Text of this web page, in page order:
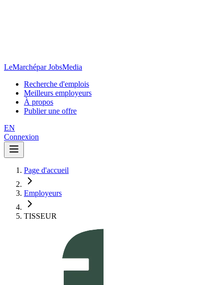
LeMarchépar JobsMedia
Recherche d'emplois
Meilleurs employeurs
À propos
Publier une offre
EN
Connexion
Page d'accueil
Employeurs
TISSEUR